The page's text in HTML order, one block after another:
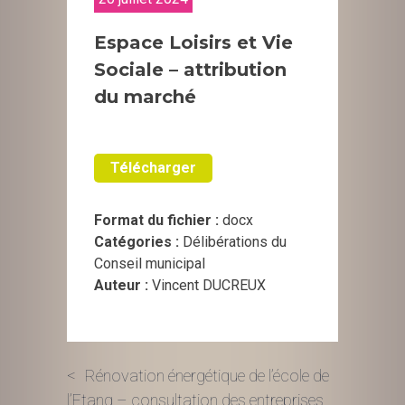
Espace Loisirs et Vie
Sociale – attribution
du marché
Télécharger
Format du fichier : docx
Catégories : Délibérations du
Conseil municipal
Auteur : Vincent DUCREUX
Navigation
Rénovation énergétique de l’école de
l’Etang – consultation des entreprises